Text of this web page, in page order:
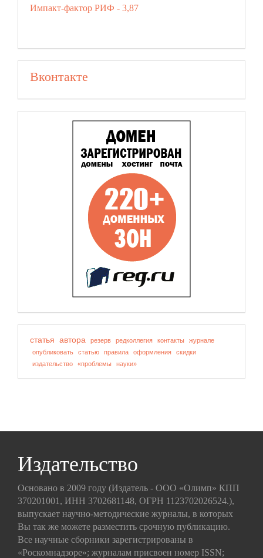
Импакт-фактор РИФ - 3,87
Вконтакте
статья автора резерв редколлегия контакты
журнале
опубликовать
статью правила оформления
скидки
издательство
«проблемы науки»
Издательство
Основано в 2009 году (Издатель - ООО «Олимп» КПП
370201001, ИНН 3702681148, ОГРН 1123702026524.),
выпускает научно-методические журналы, в которых
Вы так же можете разместить срочную публикацию.
Все научные сборники зарегистрированы в
«Роскомнадзоре»; журналам присвоен номер ISSN;